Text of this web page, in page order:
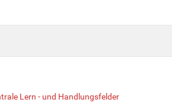
Lern - und Handlungsfelder